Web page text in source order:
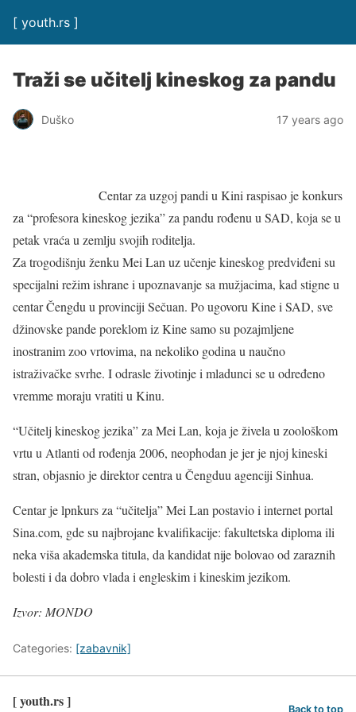
[ youth.rs ]
Traži se učitelj kineskog za pandu
Duško 17 years ago
Centar za uzgoj pandi u Kini raspisao je konkurs
za “profesora kineskog jezika” za pandu rođenu u SAD, koja se u
petak vraća u zemlju svojih roditelja.
Za trogodišnju ženku Mei Lan uz učenje kineskog predviđeni su
specijalni režim ishrane i upoznavanje sa mužjacima, kad stigne u
centar Čengdu u provinciji Sečuan. Po ugovoru Kine i SAD, sve
džinovske pande poreklom iz Kine samo su pozajmljene
inostranim zoo vrtovima, na nekoliko godina u naučno
istraživačke svrhe. I odrasle životinje i mladunci se u određeno
vremme moraju vratiti u Kinu.
“Učitelj kineskog jezika” za Mei Lan, koja je živela u zoološkom
vrtu u Atlanti od rođenja 2006, neophodan je jer je njoj kineski
stran, objasnio je direktor centra u Čengduu agenciji Sinhua.
Centar je lpnkurs za “učitelja” Mei Lan postavio i internet portal
Sina.com, gde su najbrojane kvalifikacije: fakultetska diploma ili
neka viša akademska titula, da kandidat nije bolovao od zaraznih
bolesti i da dobro vlada i engleskim i kineskim jezikom.
Izvor: MONDO
Categories: [zabavnik]
[ youth.rs ] Back to top